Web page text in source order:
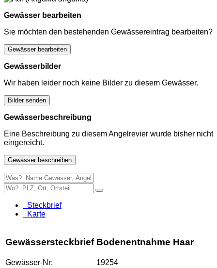
Gewässer bearbeiten
Sie möchten den bestehenden Gewässereintrag bearbeiten?
Gewässer bearbeiten
Gewässerbilder
Wir haben leider noch keine Bilder zu diesem Gewässer.
Bilder senden
Gewässerbeschreibung
Eine Beschreibung zu diesem Angelrevier wurde bisher nicht
eingereicht.
Gewässer beschreiben
Steckbrief
Karte
Gewässersteckbrief Bodenentnahme Haar
Gewässer-Nr:
19254